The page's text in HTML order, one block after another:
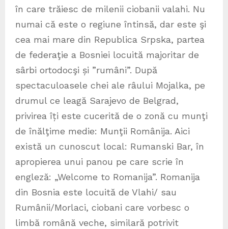
în care trăiesc de milenii ciobanii valahi. Nu
numai că este o regiune întinsă, dar este şi
cea mai mare din Republica Srpska, partea
de federaţie a Bosniei locuită majoritar de
sârbi ortodocşi și ”rumâni”. După
spectaculoasele chei ale râului Mojalka, pe
drumul ce leagă Sarajevo de Belgrad,
privirea îți este cucerită de o zonă cu munţi
de înălţime medie: Munţii Românija. Aici
există un cunoscut local: Rumanski Bar, în
apropierea unui panou pe care scrie în
engleză: „Welcome to Romanija”. Romanija
din Bosnia este locuită de Vlahi/ sau
Rumânii/Morlaci, ciobani care vorbesc o
limbă română veche, similară potrivit